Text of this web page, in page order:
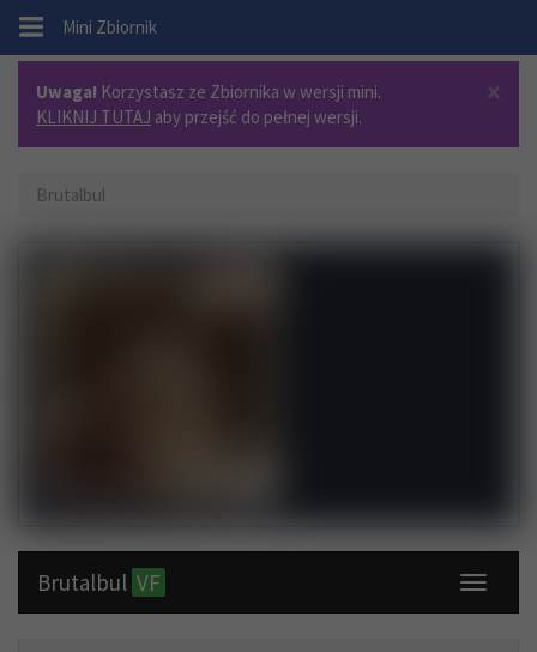
. Mini Zbiornik
×
Uwaga! Korzystasz ze Zbiornika w wersji mini.
KLIKNIJ TUTAJ aby przejść do pełnej wersji.
Brutalbul
Toggle
Brutalbul VF